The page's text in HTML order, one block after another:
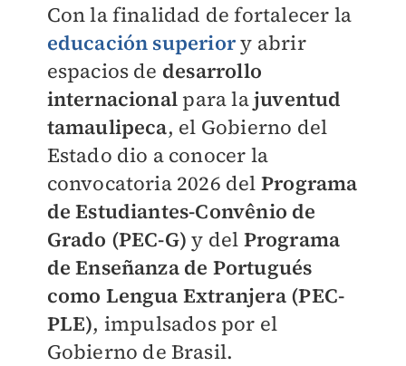
Con la finalidad de fortalecer la
educación superiory abrir
espacios de desarrollo
internacional para lajuventud
tamaulipeca, el Gobierno del
Estado dio a conocer la
convocatoria 2026 del Programa
de Estudiantes-Convênio de
Grado (PEC-G) y del Programa
de Enseñanza de Portugués
como Lengua Extranjera (PEC-
PLE), impulsados por el
Gobierno de Brasil.